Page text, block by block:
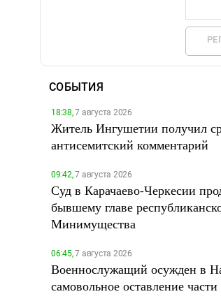
СОБЫТИЯ
18:38,7 августа 2026
Житель Ингушетии получил
антисемитский комментарий
09:42,7 августа 2026
Суд в Карачаево-Черкесии
бывшему главе
Минимущества
06:45,7 августа 2026
Военнослужащий осужден в
самовольное оставление части